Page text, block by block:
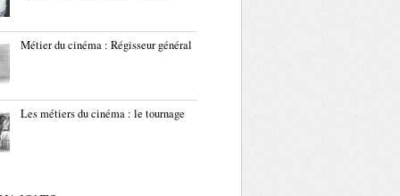
Métier du cinéma : Régisseur général
Les métiers du cinéma : le tournage